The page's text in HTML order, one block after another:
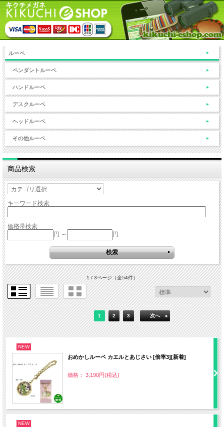
ルーペ
ペンダントルーペ
ハンドルーペ
デスクルーペ
ヘッドルーペ
その他ルーペ
商品検索
キーワード検索
価格帯検索
円 ～
円
1 / 3ページ（全54件）
1 2 3 次へ
NEW
おめかしルーペ カエルとあじさい [倍率3][新着]
価格： 3,190円(税込)
NEW